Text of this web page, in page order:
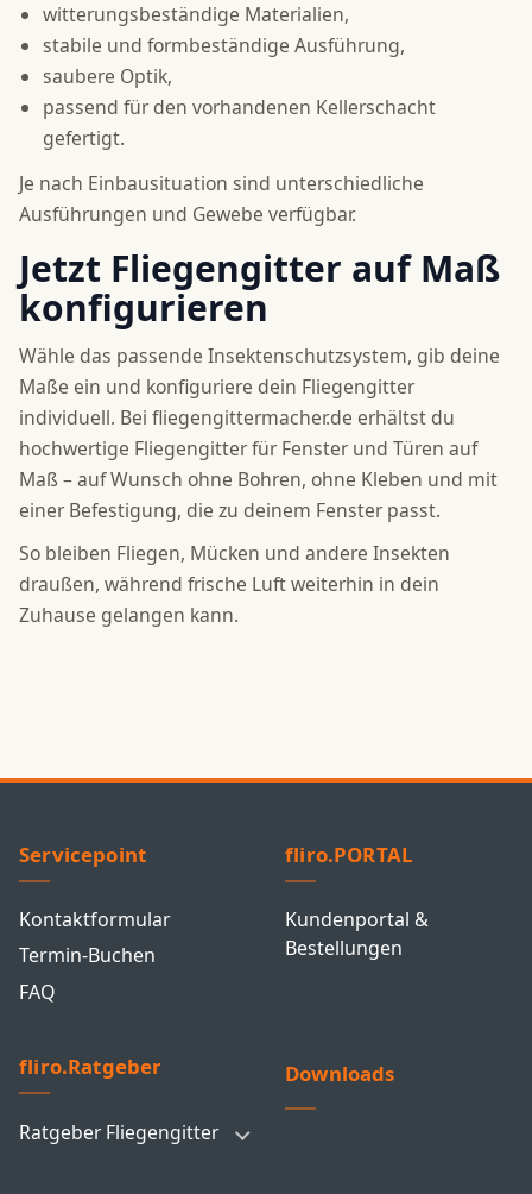
witterungsbeständige Materialien,
stabile und formbeständige Ausführung,
saubere Optik,
passend für den vorhandenen Kellerschacht
gefertigt.
Je nach Einbausituation sind unterschiedliche
Ausführungen und Gewebe verfügbar.
Jetzt Fliegengitter auf Maß
konfigurieren
Wähle das passende Insektenschutzsystem, gib deine
Maße ein und konfiguriere dein Fliegengitter
individuell. Bei fliegengittermacher.de erhältst du
hochwertige Fliegengitter für Fenster und Türen auf
Maß – auf Wunsch ohne Bohren, ohne Kleben und mit
einer Befestigung, die zu deinem Fenster passt.
So bleiben Fliegen, Mücken und andere Insekten
draußen, während frische Luft weiterhin in dein
Zuhause gelangen kann.
Servicepoint
Kontaktformular
Termin-Buchen
FAQ
fliro.PORTAL
Kundenportal &
Bestellungen
fliro.Ratgeber
Ratgeber Fliegengitter
Downloads